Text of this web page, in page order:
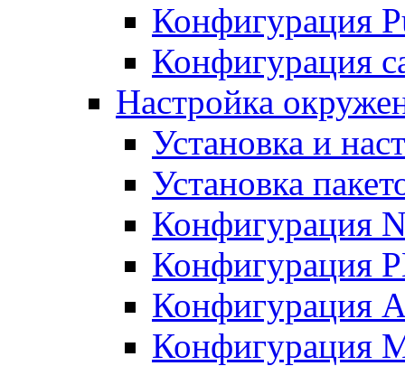
Конфигурация
Конфигурация
Настройка
Установка и
Установка
Конфигурация
Конфигурация
Конфигурация
Конфигурация